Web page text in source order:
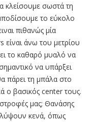
κλείσουμε σωστά τη
το εύκολο
πιθανώς μία
είναι άνω του μετρίου
το καθαρό μυαλό να
να υπάρξει
πάρει τη μπάλα στο
ο βασικός center τους.
μας; Θανάσης
κενά, όπως